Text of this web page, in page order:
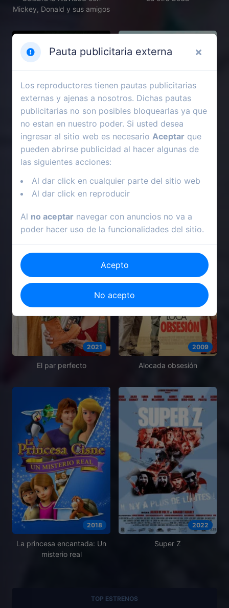
Mickey, Donald y sus amigos
La venganza de los nerds
2021
El par perfecto
2009
Alocada obsesión
2018
La princesa encantada: Un
misterio real
2022
Super Z
TOP ESTRENOS
Pauta publicitaria externa
Los reproductores tienen pautas publicitarias
externas y ajenas a nosotros. Dichas pautas
publicitarias no son posibles bloquearlas ya que
no estan en nuestro poder. Si usted desea
ingresar al sitio web es necesario Aceptar que
pueden abrirse publicidad al hacer algunas de
las siguientes acciones:
Al dar click en cualquier parte del sitio web
Al dar click en reproducir
Al no aceptar navegar con anuncios no va a
poder hacer uso de la funcionalidades del sitio.
Acepto
No acepto